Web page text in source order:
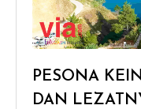
PESONA
DAN